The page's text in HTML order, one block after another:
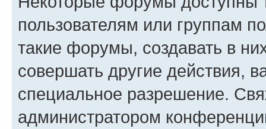
пользователям или группам
такие форумы, создавать в
совершать другие действия,
специальное разрешение.
администратором